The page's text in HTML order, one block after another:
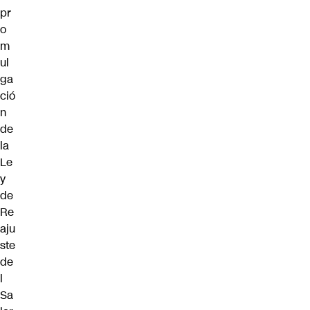
pr
o
m
ul
ga
ció
n
de
la
Le
y
de
Re
aju
ste
de
l
Sa